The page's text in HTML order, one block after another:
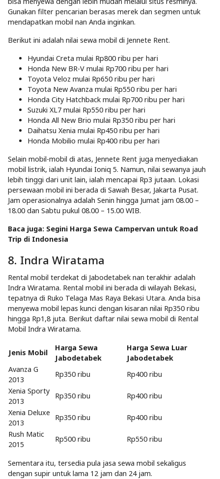
Gunakan filter pencarian berasas merek dan segmen untuk
mendapatkan mobil nan Anda inginkan.
Berikut ini adalah nilai sewa mobil di Jennete Rent.
Hyundai Creta mulai Rp800 ribu per hari
Honda New BR-V mulai Rp700 ribu per hari
Toyota Veloz mulai Rp650 ribu per hari
Toyota New Avanza mulai Rp550 ribu per hari
Honda City Hatchback mulai Rp700 ribu per hari
Suzuki XL7 mulai Rp550 ribu per hari
Honda All New Brio mulai Rp350 ribu per hari
Daihatsu Xenia mulai Rp450 ribu per hari
Honda Mobilio mulai Rp400 ribu per hari
Selain mobil-mobil di atas, Jennete Rent juga menyediakan
mobil listrik, ialah Hyundai Ioniq 5. Namun, nilai sewanya jauh
lebih tinggi dari unit lain, ialah mencapai Rp3 jutaan. Lokasi
persewaan mobil ini berada di Sawah Besar, Jakarta Pusat.
Jam operasionalnya adalah Senin hingga Jumat jam 08.00 –
18.00 dan Sabtu pukul 08.00 – 15.00 WIB.
Baca juga: Segini Harga Sewa Campervan untuk Road
Trip di Indonesia
8. Indra Wiratama
Rental mobil terdekat di Jabodetabek nan terakhir adalah
Indra Wiratama. Rental mobil ini berada di wilayah Bekasi,
tepatnya di Ruko Telaga Mas Raya Bekasi Utara. Anda bisa
menyewa mobil lepas kunci dengan kisaran nilai Rp350 ribu
hingga Rp1,8 juta. Berikut daftar nilai sewa mobil di Rental
Mobil Indra Wiratama.
Jenis Mobil
Harga Sewa
Jabodetabek
Harga Sewa Luar
Jabodetabek
Avanza G
2013
Rp350 ribu
Rp400 ribu
Xenia Sporty
2013
Rp350 ribu
Rp400 ribu
Xenia Deluxe
2013
Rp350 ribu
Rp400 ribu
Rush Matic
2015
Rp500 ribu Rp550 ribu
Sementara itu, tersedia pula jasa sewa mobil sekaligus
dengan supir untuk lama 12 jam dan 24 jam.